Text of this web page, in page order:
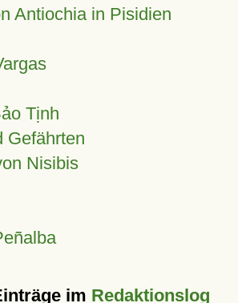
Antiochia in Pisidien
Tịnh
Gefährten
Nisibis
im Redaktionslog